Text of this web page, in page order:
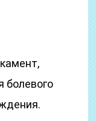
болевого